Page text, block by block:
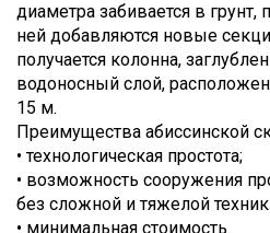
диаметра забивается в
ней добавляются новые
получается колонна,
водоносный слой,
15 м.
Преимущества абиссинской
• технологическая простота;
• возможность сооружения
без сложной и тяжелой
• минимальная стоимость.